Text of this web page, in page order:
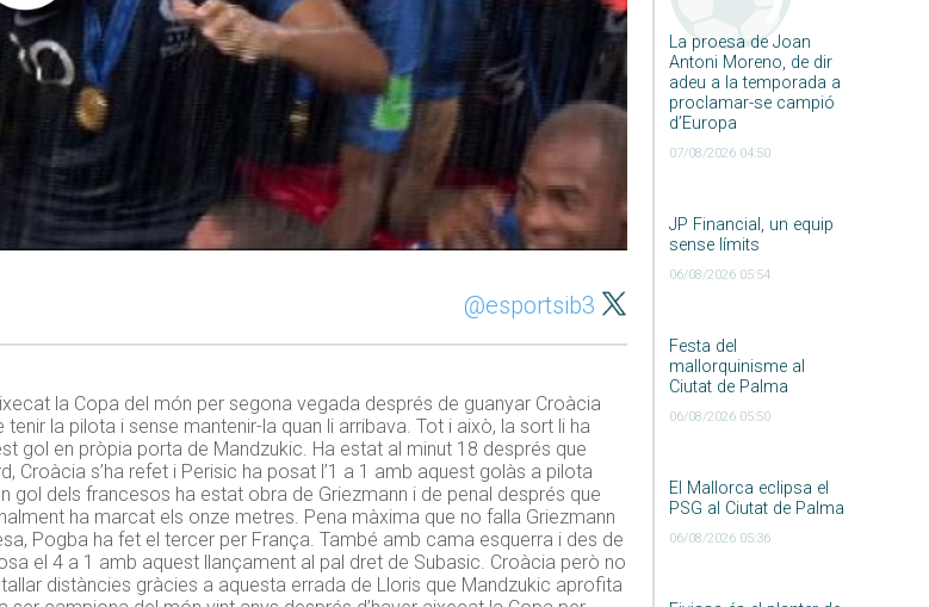
La proesa de Joan
Antoni Moreno, de dir
adeu a la temporada a
proclamar-se campió
d’Europa
07/08/2026 04:50
JP Financial, un equip
sense límits
06/08/2026 05:54
Festa del
mallorquinisme al
Ciutat de Palma
06/08/2026 05:50
El Mallorca eclipsa el
PSG al Ciutat de Palma
06/08/2026 05:36
@esportsib3
la Copa del món per segona vegada després de guanyar Croàcia
la pilota i sense mantenir-la quan li arribava. Tot i això, la sort li ha
gol en pròpia porta de Mandzukic. Ha estat al minut 18 després que
Croàcia s’ha refet i Perisic ha posat l’1 a 1 amb aquest golàs a pilota
gol dels francesos ha estat obra de Griezmann i de penal després que
ha marcat els onze metres. Pena màxima que no falla Griezmann
Pogba ha fet el tercer per França. També amb cama esquerra i des de
el 4 a 1 amb aquest llançament al pal dret de Subasic. Croàcia però no
distàncies gràcies a aquesta errada de Lloris que Mandzukic aprofita